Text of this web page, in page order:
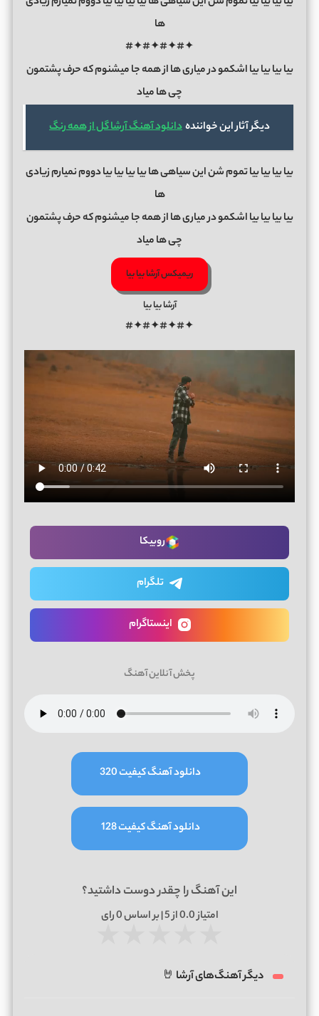
ها
✦#✦#✦#✦#
بیا بیا بیا بیا اشکمو در میاری ها از همه جا میشنوم که حرف پشتمون
چی ها میاد
دیگر آثار این خوانندهدانلود آهنگ آرشا گل از همه رنگ
بیا بیا بیا بیا تموم شن این سیاهی ها بیا بیا بیا بیا دووم نمیارم زیادی
ها
بیا بیا بیا بیا اشکمو در میاری ها از همه جا میشنوم که حرف پشتمون
چی ها میاد
ریمیکس آرشا بیا بیا
آرشا بیا بیا
✦#✦#✦#✦#
روبیکا
تلگرام
اینستاگرام
پخش آنلاین آهنگ
دانلود آهنگ کیفیت 320
دانلود آهنگ کیفیت 128
این آهنگ را چقدر دوست داشتید؟
امتیاز0.0از 5 | بر اساس 0رای
دیگر آهنگ‌های آرشا 🤘